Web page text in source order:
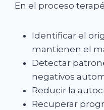
En el proceso
Identificar el
mantienen el
Detectar
negativos
Reducir la
Recuperar